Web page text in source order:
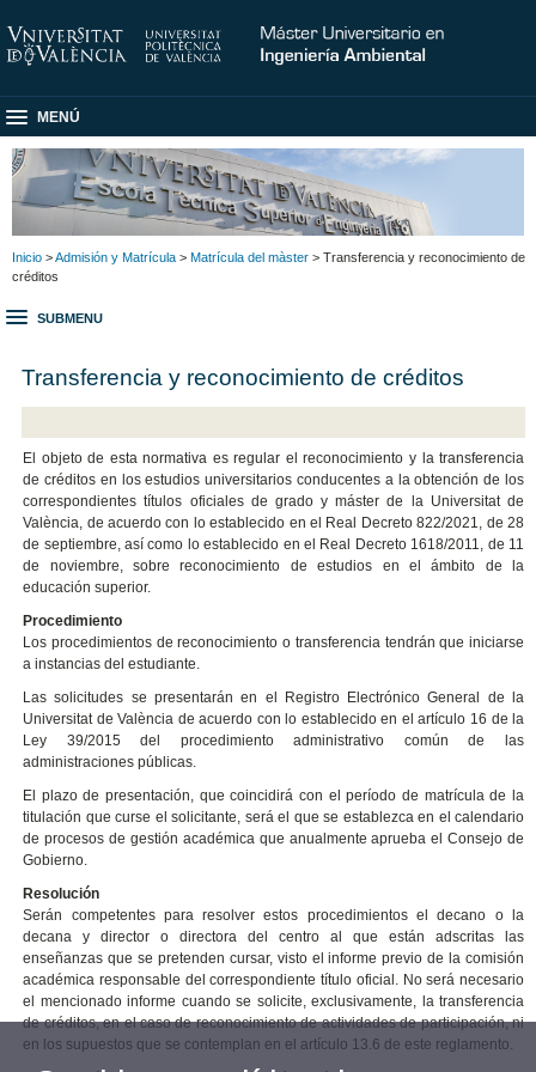
MENÚ
Inicio >Admisión y Matrícula > Matrícula del màster > Transferencia y reconocimiento de
créditos
SUBMENU
Transferencia y reconocimiento de créditos
El objeto de esta normativa es regular el reconocimiento y la transferencia
de créditos en los estudios universitarios conducentes a la obtención de los
correspondientes títulos oficiales de grado y máster de la Universitat de
València, de acuerdo con lo establecido en el Real Decreto 822/2021, de 28
de septiembre, así como lo establecido en el Real Decreto 1618/2011, de 11
de noviembre, sobre reconocimiento de estudios en el ámbito de la
educación superior.
Procedimiento
Los procedimientos de reconocimiento o transferencia tendrán que iniciarse
a instancias del estudiante.
Las solicitudes se presentarán en el Registro Electrónico General de la
Universitat de València de acuerdo con lo establecido en el artículo 16 de la
Ley 39/2015 del procedimiento administrativo común de las
administraciones públicas.
El plazo de presentación, que coincidirá con el período de matrícula de la
titulación que curse el solicitante, será el que se establezca en el calendario
de procesos de gestión académica que anualmente aprueba el Consejo de
Gobierno.
Resolución
Serán competentes para resolver estos procedimientos el decano o la
decana y director o directora del centro al que están adscritas las
enseñanzas que se pretenden cursar, visto el informe previo de la comisión
académica responsable del correspondiente título oficial. No será necesario
el mencionado informe cuando se solicite, exclusivamente, la transferencia
de créditos, en el caso de reconocimiento de actividades de participación, ni
en los supuestos que se contemplan en el artículo 13.6 de este reglamento.